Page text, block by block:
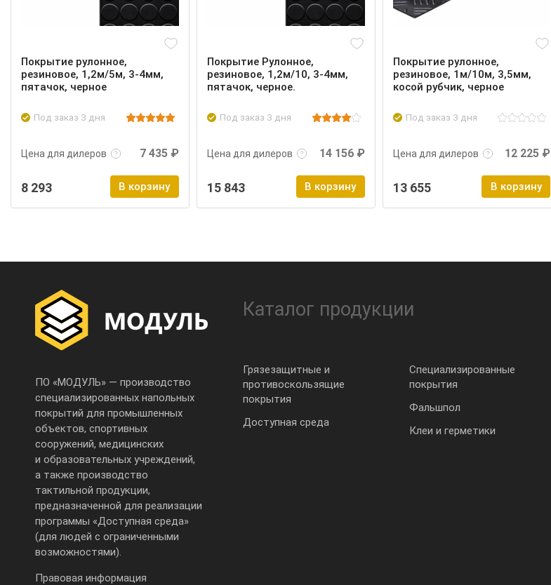
Покрытие рулонное,
резиновое, 1,2м/5м, 3-4мм,
пятачок, черное
Под заказ 3 дня
Цена для дилеров
Подробнее Войти
7 435 ₽
8 293 В корзину
Покрытие Рулонное,
резиновое, 1,2м/10, 3-4мм,
пятачок, черное.
Под заказ 3 дня
Цена для дилеров
Подробнее Войти
14 156 ₽
15 843 В корзину
Покрытие рулонное,
резиновое, 1м/10м, 3,5мм,
косой рубчик, черное
Под заказ 3 дня
Цена для дилеров
Подробнее Войти
12 225 ₽
13 655 В корзину
ПО «МОДУЛЬ» — производство
специализированных напольных
покрытий для промышленных
объектов, спортивных
сооружений, медицинских
и образовательных учреждений,
а также производство
тактильной продукции,
предназначенной для реализации
программы «Доступная среда»
(для людей с ограниченными
возможностями).
Правовая информация
Каталог продукции
Грязезащитные и
противоскользящие
покрытия
Доступная среда
Специализированные
покрытия
Фальшпол
Клеи и герметики